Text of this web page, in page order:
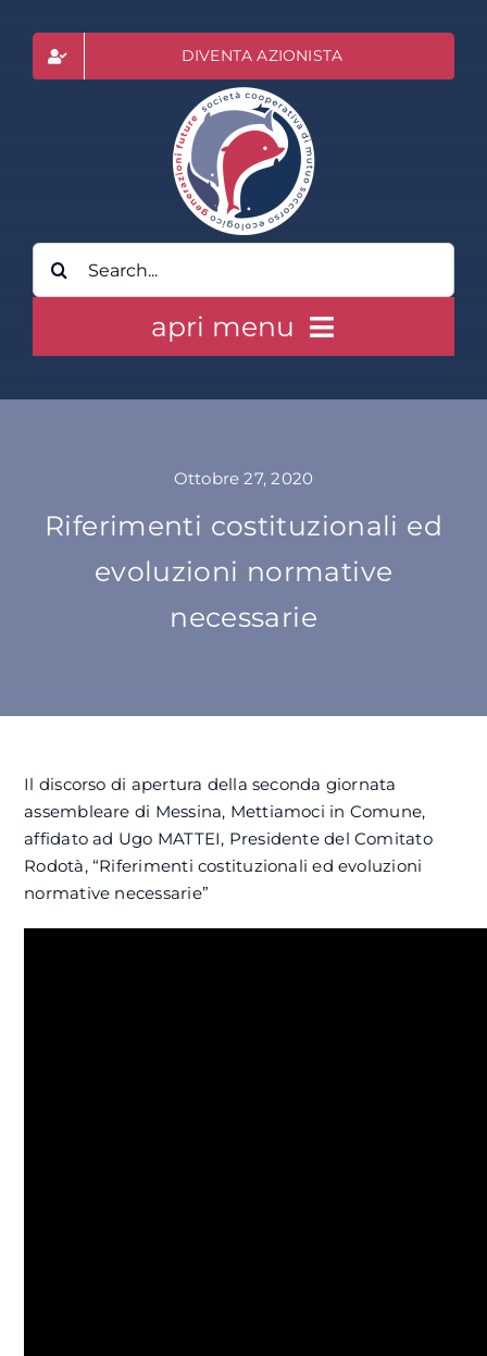
contenuto
DIVENTA AZIONISTA
Cerca
per:
apri menu
CLASS ACTION RAI
SU DI NOI
ATTIVITÀ
CONTATTI
Ottobre 27, 2020
Riferimenti costituzionali ed
evoluzioni normative
necessarie
Il discorso di apertura della seconda giornata
assembleare di Messina, Mettiamoci in Comune,
affidato ad Ugo MATTEI, Presidente del Comitato
Rodotà, “Riferimenti costituzionali ed evoluzioni
normative necessarie”